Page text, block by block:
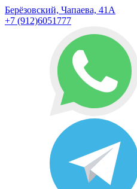
Берёзовский, Чапаева, 41А
+7 (912)6051777